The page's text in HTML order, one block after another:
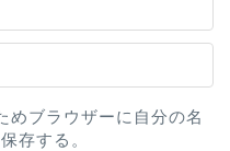
めブラウザーに自分の名
存する。